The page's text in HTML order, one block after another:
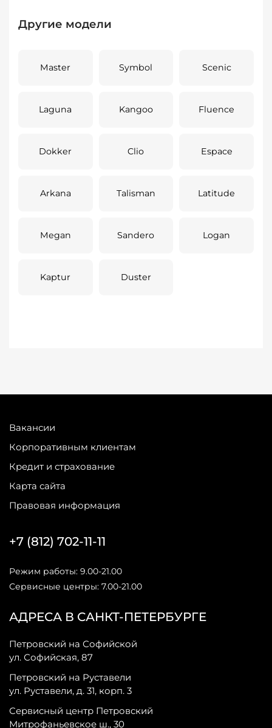
Другие модели
Master Symbol Scenic
Laguna Kangoo Fluence
Dokker Clio Espace
Arkana Talisman Latitude
Megan Sandero Logan
Kaptur Duster
Вакансии
Корпоративным клиентам
Кредит и страхование
Карта сайта
Правовая информация
АДРЕСА В САНКТ-ПЕТЕРБУРГЕ
Петровский на Софийской
ул. Софийская, 87
Петровский на Руставели
ул. Руставели, д. 31, корп. 3
Сервисный центр Петровский
Митрофаньевское ш., 30
+7 (812) 702-11-11
Режим работы: 9.00-21.00
Сервисные центры: 7.00-21.00